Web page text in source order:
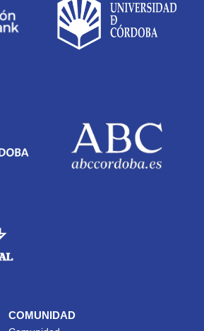
COMUNIDAD